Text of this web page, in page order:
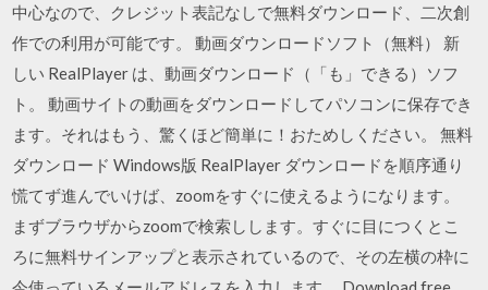
中心なので、クレジット表記なしで無料ダウンロード、二次創
作での利用が可能です。 動画ダウンロードソフト（無料） 新
しい RealPlayer は、動画ダウンロード（「も」できる）ソフ
ト。 動画サイトの動画をダウンロードしてパソコンに保存でき
ます。それはもう、驚くほど簡単に！おためしください。 無料
ダウンロード Windows版 RealPlayer ダウンロードを順序通り
慌てず進んでいけば、zoomをすぐに使えるようになります。
まずブラウザからzoomで検索しします。すぐに目につくとこ
ろに無料サインアップと表示されているので、その左横の枠に